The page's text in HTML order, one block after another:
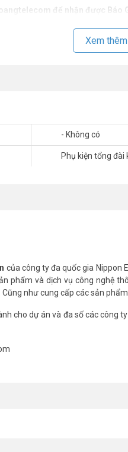
để nhận được Báo
Xem thêm
- Không có
Phụ kiện tổng đài
của công ty đa quốc gia Nippon
phẩm và dịch vụ công nghệ
như cung cấp các sản
cho dự án và đa số các công